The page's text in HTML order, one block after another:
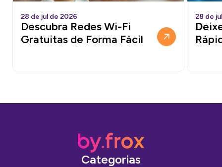
28 de jul de 2026
Descubra Redes Wi-Fi
Gratuitas de Forma Fácil
28 de
Categorias